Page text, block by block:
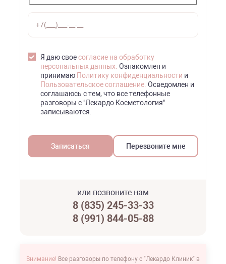
Я даю своесогласие на обработку
персональных данных. Ознакомлен и
принимаю Политику конфиденциальности и
Пользовательское соглашение. Осведомлен и
соглашаюсь с тем, что все телефонные
разговоры с "Лекардо Косметология"
записываются.
Перезвоните мне
или позвоните нам
8 (835) 245-33-33
8 (991) 844-05-88
Внимание! Все разговоры по телефону с "Лекардо Клиник" в